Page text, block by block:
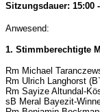
Sitzungsdauer: 15:00
Anwesend:
1. Stimmberechtigte
Rm Michael
Rm Ulrich Langhorst
Rm Sayize Altundal-
sB Meral Bayezit-